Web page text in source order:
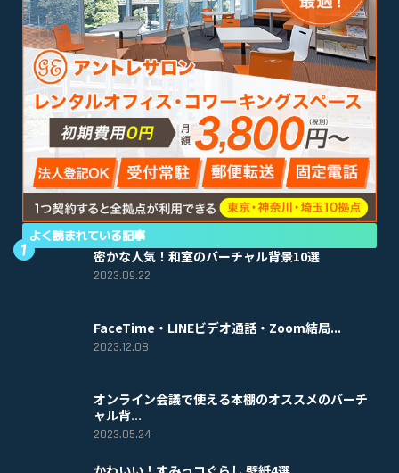
よく読まれている記事
密かな人気！和室のバーチャル背景10選
2023.09.22
FaceTime・LINEビデオ通話・Zoom結局...
2023.12.08
オンライン会議で使える本棚のオススメのバーチ
ャル背...
2023.05.24